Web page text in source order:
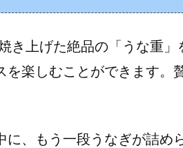
上げた絶品の「うな重」
楽しむことができます。
、もう一段うなぎが詰め